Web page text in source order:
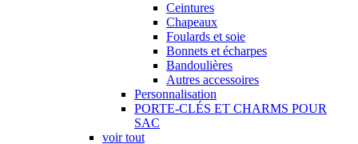
Ceintures
Chapeaux
Foulards et soie
Bonnets et écharpes
Bandoulières
Autres accessoires
Personnalisation
PORTE-CLÉS ET CHARMS POUR
SAC
voir tout